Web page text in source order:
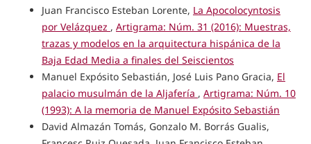
Juan Francisco Esteban Lorente, La Apocolocyntosis
por Velázquez , Artigrama: Núm. 31 (2016): Muestras,
trazas y modelos en la arquitectura hispánica de la
Baja Edad Media a finales del Seiscientos
Manuel Expósito Sebastián, José Luis Pano Gracia, El
palacio musulmán de la Aljafería , Artigrama: Núm. 10
(1993): A la memoria de Manuel Expósito Sebastián
David Almazán Tomás, Gonzalo M. Borrás Gualis,